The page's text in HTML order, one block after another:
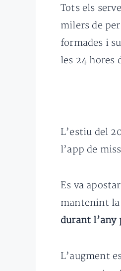
Tots els
milers de
formades i
les 24 hores
L’estiu del
l’app de
Es va
mantenint la
durant l’any
L’augment